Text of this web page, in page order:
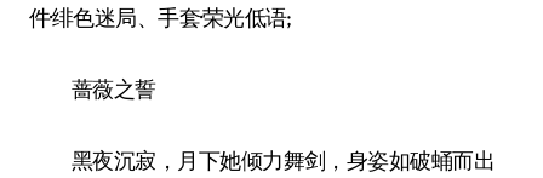
件·绯色迷局、手套·荣光低语;
蔷薇之誓
黑夜沉寂，月下她倾力舞剑，身姿如破蛹而出